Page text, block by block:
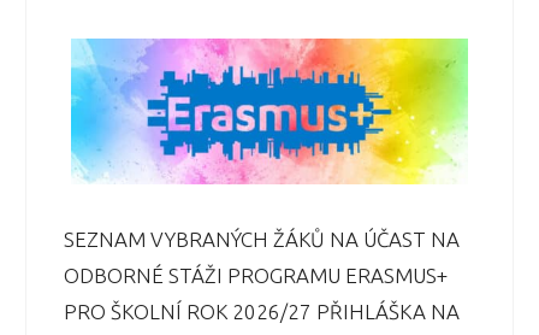
SEZNAM VYBRANÝCH ŽÁKŮ NA ÚČAST NA
ODBORNÉ STÁŽI PROGRAMU ERASMUS+
PRO ŠKOLNÍ ROK 2026/27 PŘIHLÁŠKA NA